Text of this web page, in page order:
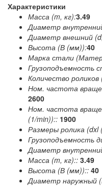
Характеристики
Масса (m, кг):3.49
Диаметр
Диаметр внешний
Высота (В (мм)):40
Марка стали
Грузоподъемность
Количество роликов
Ном. частота
2600
Ном. частота
(1/min)):: 1900
Размеры ролика (dxl
Грузоподъемность
Диаметр
Масса (m, кг):: 3.49
Высота (В (мм)):: 40
Диаметр наружный